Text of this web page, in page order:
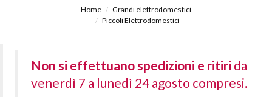
Home
Grandi elettrodomestici
Piccoli Elettrodomestici
Non si effettuano spedizioni e ritiri da
venerdì 7 a lunedì 24 agosto compresi.